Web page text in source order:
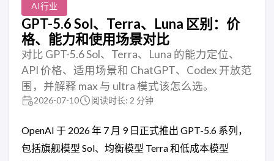
AI行业
GPT-5.6 Sol、Terra、Luna 区别：价
格、能力和使用场景对比
对比 GPT-5.6 Sol、Terra、Luna 的能力定位、
API 价格、适用场景和 ChatGPT、Codex 开放范
围，并解释 max 与 ultra 模式该怎么选。
2026-07-10 阅读时长: 2 分钟
OpenAI 于 2026 年 7 月 9 日正式推出 GPT-5.6 系列，
包括旗舰模型 Sol、均衡模型 Terra 和低成本模型